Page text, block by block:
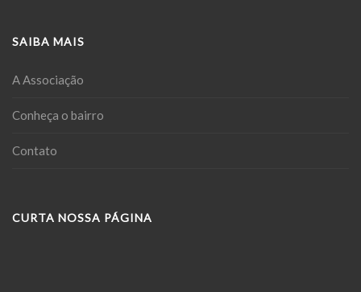
SAIBA MAIS
A Associação
Conheça o bairro
Contato
CURTA NOSSA PÁGINA